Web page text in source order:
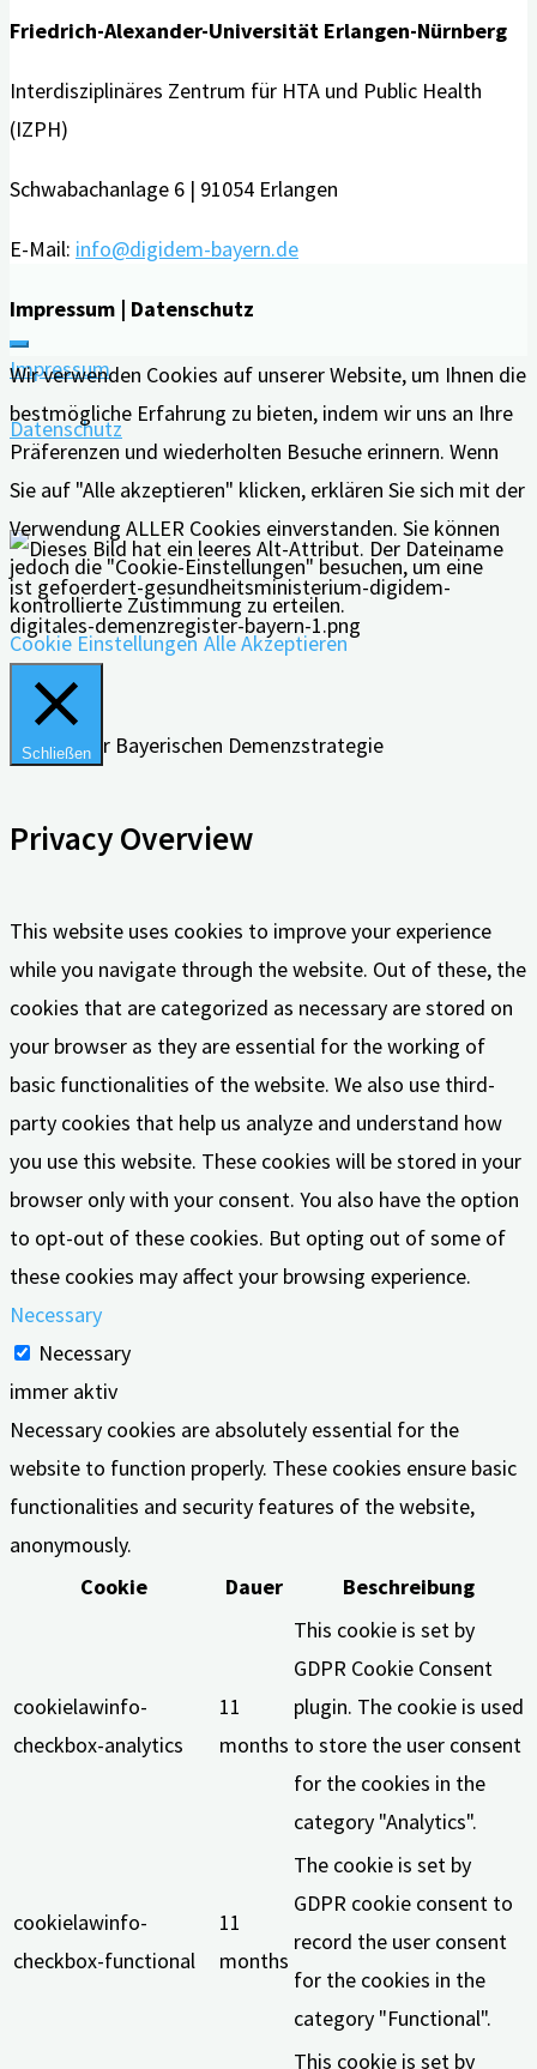
Friedrich-Alexander-Universität Erlangen-Nürnberg
Interdisziplinäres Zentrum für HTA und Public Health
(IZPH)
Schwabachanlage 6 | 91054 Erlangen
E-Mail: info@digidem-bayern.de
Impressum | Datenschutz
Impressum
Datenschutz
Wir verwenden Cookies auf unserer Website, um Ihnen die
bestmögliche Erfahrung zu bieten, indem wir uns an Ihre
Präferenzen und wiederholten Besuche erinnern. Wenn
Sie auf "Alle akzeptieren" klicken, erklären Sie sich mit der
Verwendung ALLER Cookies einverstanden. Sie können
jedoch die "Cookie-Einstellungen" besuchen, um eine
kontrollierte Zustimmung zu erteilen.
Cookie Einstellungen Alle Akzeptieren
Schließen
Privacy Overview
This website uses cookies to improve your experience
while you navigate through the website. Out of these, the
cookies that are categorized as necessary are stored on
your browser as they are essential for the working of
basic functionalities of the website. We also use third-
party cookies that help us analyze and understand how
you use this website. These cookies will be stored in your
browser only with your consent. You also have the option
to opt-out of these cookies. But opting out of some of
these cookies may affect your browsing experience.
Necessary
Necessary
immer aktiv
Necessary cookies are absolutely essential for the
website to function properly. These cookies ensure basic
functionalities and security features of the website,
anonymously.
Cookie
Dauer Beschreibung
cookielawinfo-
checkbox-analytics
11
months
This cookie is set by
GDPR Cookie Consent
plugin. The cookie is used
to store the user consent
for the cookies in the
category "Analytics".
cookielawinfo-
checkbox-functional
11
months
The cookie is set by
GDPR cookie consent to
record the user consent
for the cookies in the
category "Functional".
This cookie is set by